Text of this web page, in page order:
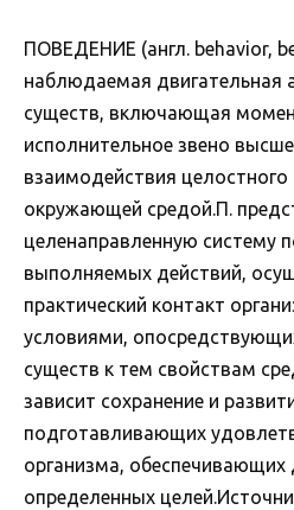
ПОВЕДЕНИЕ (англ. behavior,
наблюдаемая двигательная
существ, включающая
исполнительное звено
взаимодействия целостного
окружающей средой.П.
целенаправленную систему
выполняемых действий,
практический контакт
условиями,
существ к тем свойствам
зависит сохранение и
подготавливающих
организма, обеспечивающих
определенных